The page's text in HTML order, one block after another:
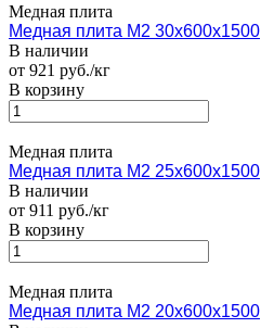
Медная плита
Медная плита M2 30х600х1500
В наличии
от 921 руб./кг
В корзину
Медная плита
Медная плита M2 25х600х1500
В наличии
от 911 руб./кг
В корзину
Медная плита
Медная плита M2 20х600х1500